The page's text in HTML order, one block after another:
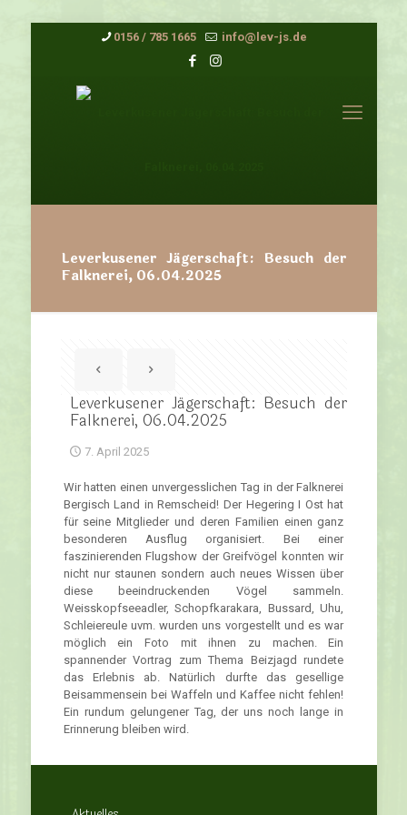
0156 / 785 1665 info@lev-js.de
Leverkusener Jägerschaft: Besuch der
Falknerei, 06.04.2025
Leverkusener Jägerschaft: Besuch der
Falknerei, 06.04.2025
7. April 2025
Wir hatten einen unvergesslichen Tag in der Falknerei
Bergisch Land in Remscheid! Der Hegering I Ost hat
für seine Mitglieder und deren Familien einen ganz
besonderen Ausflug organisiert. Bei einer
faszinierenden Flugshow der Greifvögel konnten wir
nicht nur staunen sondern auch neues Wissen über
diese beeindruckenden Vögel sammeln.
Weisskopfseeadler, Schopfkarakara, Bussard, Uhu,
Schleiereule uvm. wurden uns vorgestellt und es war
möglich ein Foto mit ihnen zu machen. Ein
spannender Vortrag zum Thema Beizjagd rundete
das Erlebnis ab. Natürlich durfte das gesellige
Beisammensein bei Waffeln und Kaffee nicht fehlen!
Ein rundum gelungener Tag, der uns noch lange in
Erinnerung bleiben wird.